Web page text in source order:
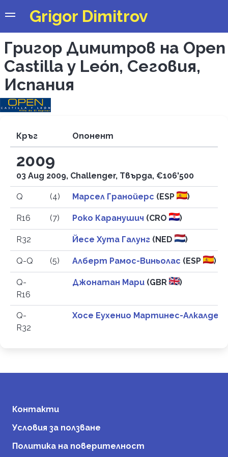
Grigor Dimitrov
Григор Димитров на Open
Castilla y León, Сеговия,
Испания
Кръг Опонент
2009
03 Aug 2009, Challenger, Твърда, €106'500
Q (4) Марсел Гранойерс (ESP )
R16 (7) Роко Каранушич (CRO )
R32 Йесе Хута Галунг (NED )
Q-Q (5) Алберт Рамос-Виньолас (ESP )
Q-
R16
Джонатан Мари (GBR )
Q-
R32
Хосе Еухенио Мартинес-Алкалде
Контакти
Условия за ползване
Политика на поверителност